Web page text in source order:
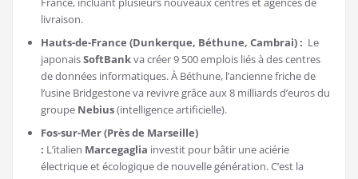
livraison.
Hauts-de-France (Dunkerque, Béthune, Cambrai) : Le
japonaisSoftBankva créer 9 500 emplois liés à des centres
de données informatiques. À Béthune, l’ancienne friche de
l’usine Bridgestone va revivre grâce aux 8 milliards d’euros du
groupe Nebius(intelligence artificielle).
Fos-sur-Mer (Près de Marseille)
: L’italien Marcegaglia investit pour bâtir une aciérie
électrique et écologique de nouvelle génération. C’est la